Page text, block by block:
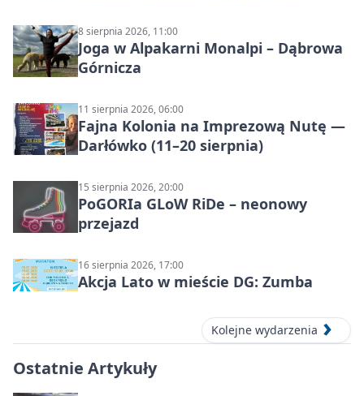
8 sierpnia 2026, 11:00
Joga w Alpakarni Monalpi – Dąbrowa
Górnicza
11 sierpnia 2026, 06:00
Fajna Kolonia na Imprezową Nutę —
Darłówko (11–20 sierpnia)
15 sierpnia 2026, 20:00
PoGORIa GLoW RiDe – neonowy
przejazd
16 sierpnia 2026, 17:00
Akcja Lato w mieście DG: Zumba
Kolejne wydarzenia
Ostatnie Artykuły